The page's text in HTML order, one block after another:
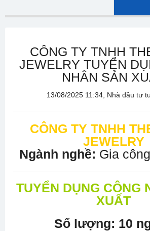
CÔNG TY TNHH
JEWELRY TUYỂN
NHÂN SẢN
13/08/2025 11:34, Nhà đầu tư
CÔNG TY TNHH
JEWELRY
Ngành nghề: Gia
TUYỂN DỤNG CÔNG
XUẤT
Số lượng: 10